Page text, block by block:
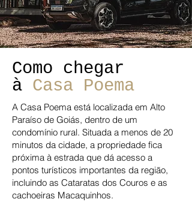
Como chegar
à Casa Poema
A Casa Poema está localizada em Alto
Paraíso de Goiás, dentro de um
condomínio rural. Situada a menos de 20
minutos da cidade, a propriedade fica
próxima à estrada que dá acesso a
pontos turísticos importantes da região,
incluindo as Cataratas dos Couros e as
cachoeiras Macaquinhos.